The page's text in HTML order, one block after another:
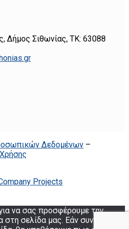
Δήμος Σιθωνίας, ΤΚ: 63088
Δεδομένων –
Projects
να σας προσφέρουμε την
στη σελίδα μας. Εάν συνεχίσετε